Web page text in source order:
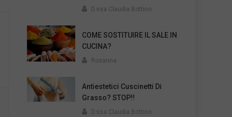
D.ssa Claudia Bottino
COME SOSTITUIRE IL SALE IN
CUCINA?
Rosanna
Antiestetici Cuscinetti Di
Grasso? STOP!!
D.ssa Claudia Bottino